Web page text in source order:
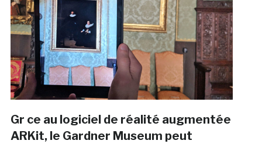
Gr ce au logiciel de réalité augmentée
ARKit, le Gardner Museum peut